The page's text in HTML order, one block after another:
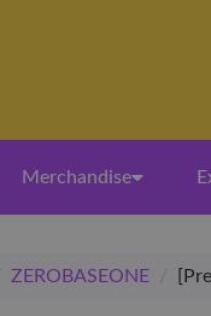
Merchandise
ZEROBASEONE /